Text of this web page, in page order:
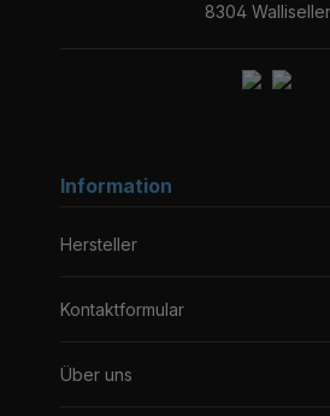
8304
Information
Hersteller
Kontaktformular
Über uns